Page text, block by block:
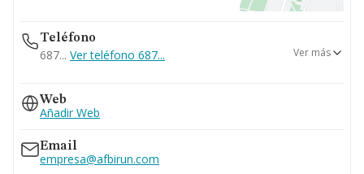
Teléfono
687... Ver teléfono 687...
670...
Ver teléfono 670...
943633331
Ver más
Web
Añadir Web
Email
empresa@afbirun.com